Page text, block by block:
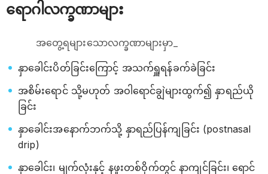
ရောဂါလက္ခဏာများ
အတွေ့ရများ‌သောလက္ခဏာများမှာ_
နှာခေါင်းပိတ်ခြင်းကြောင့် အသက်ရှူရန်ခက်ခဲခြင်း
အစိမ်းရောင် သို့မဟုတ် အဝါရောင်ချွဲများထွက်၍ နှာရည်ယို
ခြင်း
နှာခေါင်းအနောက်ဘက်သို့ နှာရည်ပြန်ကျခြင်း (postnasal
drip)
နှာခေါင်း၊ မျက်လုံးနှင့် နဖူးတစ်ဝိုက်တွင် နာကျင်ခြင်း၊ ရောင်